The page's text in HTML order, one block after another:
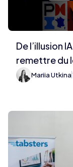
De l’illusion
remettre du
Mariia Utkina